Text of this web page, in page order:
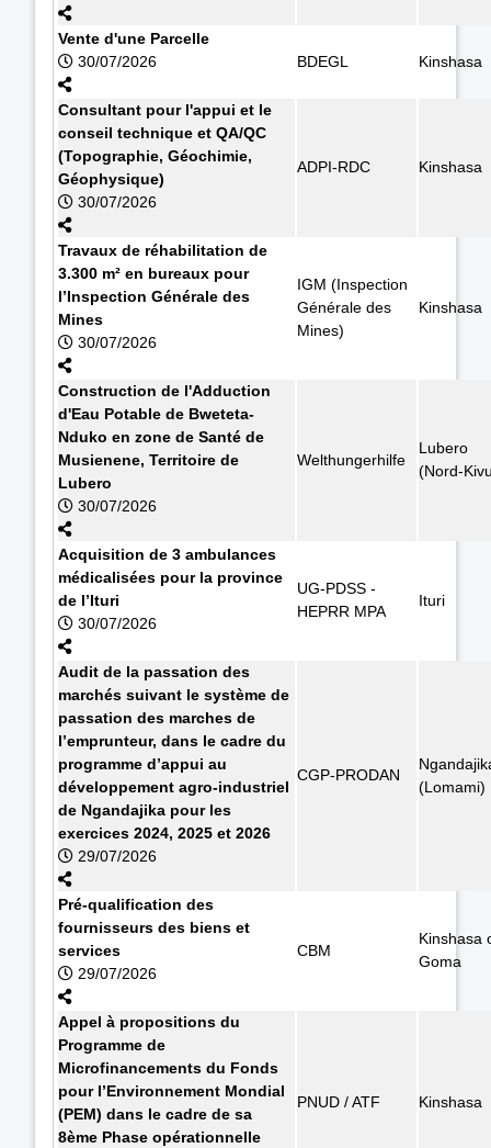
Vente d'une Parcelle
30/07/2026
BDEGL Kinshasa
Consultant pour l'appui et le
conseil technique et QA/QC
(Topographie, Géochimie,
Géophysique)
30/07/2026
ADPI-RDC Kinshasa
Travaux de réhabilitation de
3.300 m² en bureaux pour
l’Inspection Générale des
Mines
30/07/2026
IGM (Inspection
Générale des
Mines)
Kinshasa
Construction de l'Adduction
d'Eau Potable de Bweteta-
Nduko en zone de Santé de
Musienene, Territoire de
Lubero
30/07/2026
Welthungerhilfe
Lubero
(Nord-
Acquisition de 3 ambulances
médicalisées pour la province
de l’Ituri
30/07/2026
UG-PDSS -
HEPRR MPA
Ituri
Audit de la passation des
marchés suivant le système de
passation des marches de
l’emprunteur, dans le cadre du
programme d’appui au
développement agro-industriel
de Ngandajika pour les
exercices 2024, 2025 et 2026
29/07/2026
CGP-PRODAN
(Lomami)
Pré-qualification des
fournisseurs des biens et
services
29/07/2026
CBM
Kinshasa
Goma
Appel à propositions du
Programme de
Microfinancements du Fonds
pour l’Environnement Mondial
(PEM) dans le cadre de sa
8ème Phase opérationnelle
PNUD / ATF Kinshasa